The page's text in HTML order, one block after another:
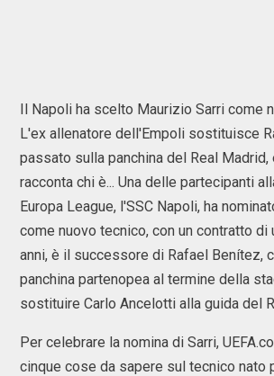
Il Napoli ha scelto Maurizio Sarri come
L'ex allenatore dell'Empoli sostituisce
passato sulla panchina del Real Madrid,
racconta chi è... Una delle partecipanti
Europa League, l'SSC Napoli, ha
come nuovo tecnico, con un contratto di
anni, è il successore di Rafael Benítez,
panchina partenopea al termine della
sostituire Carlo Ancelotti alla guida del
Per celebrare la nomina di Sarri,
cinque cose da sapere sul tecnico nato